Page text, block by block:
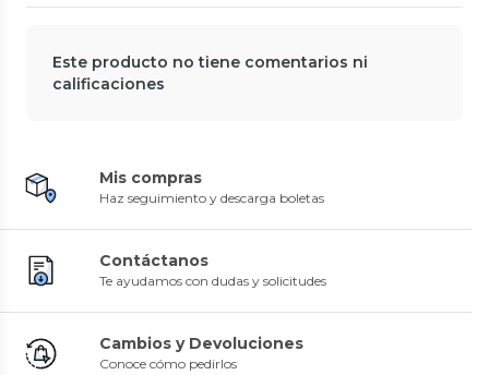
Este producto no tiene comentarios ni
calificaciones
Mis compras
Haz seguimiento y descarga boletas
Contáctanos
Te ayudamos con dudas y solicitudes
Cambios y Devoluciones
Conoce cómo pedirlos